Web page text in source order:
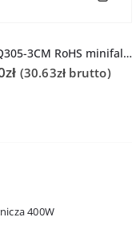
Grot Q305-3CM RoHS minifala do QUICK303D
zł (30.63zł brutto)
400W